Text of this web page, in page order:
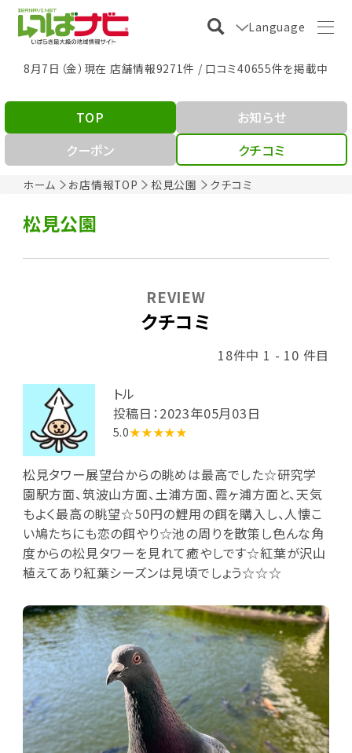
Language
8月7日（金）現在 店舗情報9271件 / 口コミ40655件を掲載中
ホーム お店情報TOP 松見公園 クチコミ
TOP
お知らせ
クーポン
クチコミ
松見公園
クチコミ
REVIEW
18件中 1 - 10 件目
トル
投稿日：2023年05月03日
5.0★★★★★
松見タワー展望台からの眺めは最高でした☆研究学
園駅方面、筑波山方面、土浦方面、霞ヶ浦方面と、天気
もよく最高の眺望☆50円の鯉用の餌を購入し、人懐こ
い鳩たちにも恋の餌やり☆池の周りを散策し色んな角
度からの松見タワーを見れて癒やしです☆紅葉が沢山
植えてあり紅葉シーズンは見頃でしょう☆☆☆